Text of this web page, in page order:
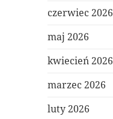
czerwiec 2026
maj 2026
kwiecień 2026
marzec 2026
luty 2026